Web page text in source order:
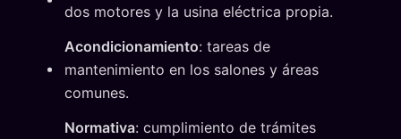
dos motores y la usina eléctrica propia.
Acondicionamiento: tareas de
mantenimiento en los salones y áreas
comunes.
Normativa: cumplimiento de trámites